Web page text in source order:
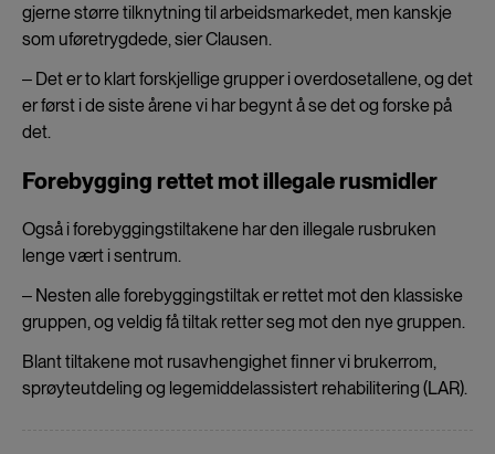
gjerne større tilknytning til arbeidsmarkedet, men kanskje
som uføretrygdede, sier Clausen.
‒ Det er to klart forskjellige grupper i overdosetallene, og det
er først i de siste årene vi har begynt å se det og forske på
det.
Forebygging rettet mot illegale rusmidler
Også i forebyggingstiltakene har den illegale rusbruken
lenge vært i sentrum.
‒ Nesten alle forebyggingstiltak er rettet mot den klassiske
gruppen, og veldig få tiltak retter seg mot den nye gruppen.
Blant tiltakene mot rusavhengighet finner vi brukerrom,
sprøyteutdeling og legemiddelassistert rehabilitering (LAR).